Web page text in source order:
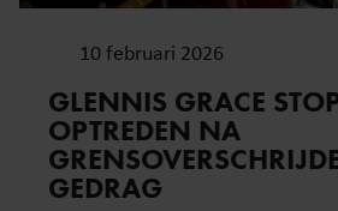
10 februari 2026
GLENNIS GRACE
OPTREDEN NA
GEDRAG